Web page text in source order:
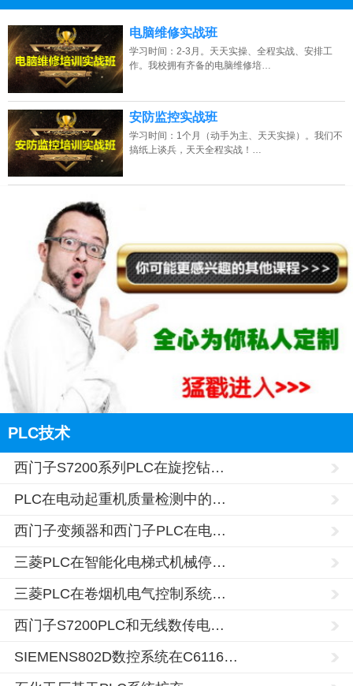
点击免费咨询电话：13807313137
电脑维修实战班
学习时间：2-3月。天天实操、全程实战、安排工
作。我校拥有齐备的电脑维修培…
安防监控实战班
学习时间：1个月（动手为主、天天实操）。我们不
搞纸上谈兵，天天全程实战！…
PLC技术
西门子S7200系列PLC在旋挖钻…
PLC在电动起重机质量检测中的…
西门子变频器和西门子PLC在电…
三菱PLC在智能化电梯式机械停…
三菱PLC在卷烟机电气控制系统…
西门子S7200PLC和无线数传电…
SIEMENS802D数控系统在C6116…